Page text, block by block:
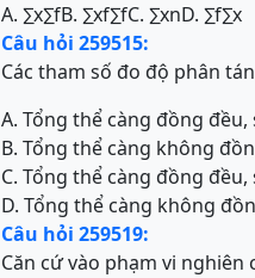
A. ∑x∑fB. ∑xf∑fC. ∑xnD. ∑f∑x
Câu hỏi 259515:
Các tham số đo độ phân
A. Tổng thể càng đồng
B. Tổng thể càng không
C. Tổng thể càng đồng
D. Tổng thể càng không
Câu hỏi 259519:
Căn cứ vào phạm vi